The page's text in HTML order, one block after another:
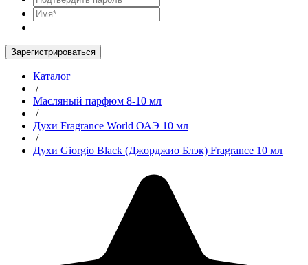
Зарегистрироваться
Каталог
/
Масляный парфюм 8-10 мл
/
Духи Fragrance World ОАЭ 10 мл
/
Духи Giorgio Black (Джорджио Блэк) Fragrance 10 мл